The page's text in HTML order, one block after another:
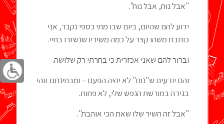
"אבל נוח, אבל נוח".
ידוע להם שהיום, ביום שבו מתי כספי נקבר, אני
כותבת משהו קצר על כמה משיריו שנשזרו בחיי.
וברור להם שאני אכזרית כי בחרתי רק שלושה.
והם יודעים ש"נוח" לא יהיה הפעם – ומבחינתם זוהי
בגידה במורשת הנפש שלי, לא פחות.
"אבל זה השיר שלו שאת הכי אוהבת".